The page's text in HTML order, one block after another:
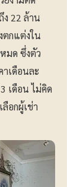
ง 22 ล้าน
กแต่งใน
มด ซึ่งตัว
เดือนละ
เดือน ไม่คิด
อกผู้เช่า